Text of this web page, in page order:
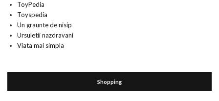
ToyPedia
Toyspedia
Un graunte de nisip
Ursuletii nazdravani
Viata mai simpla
Shopping